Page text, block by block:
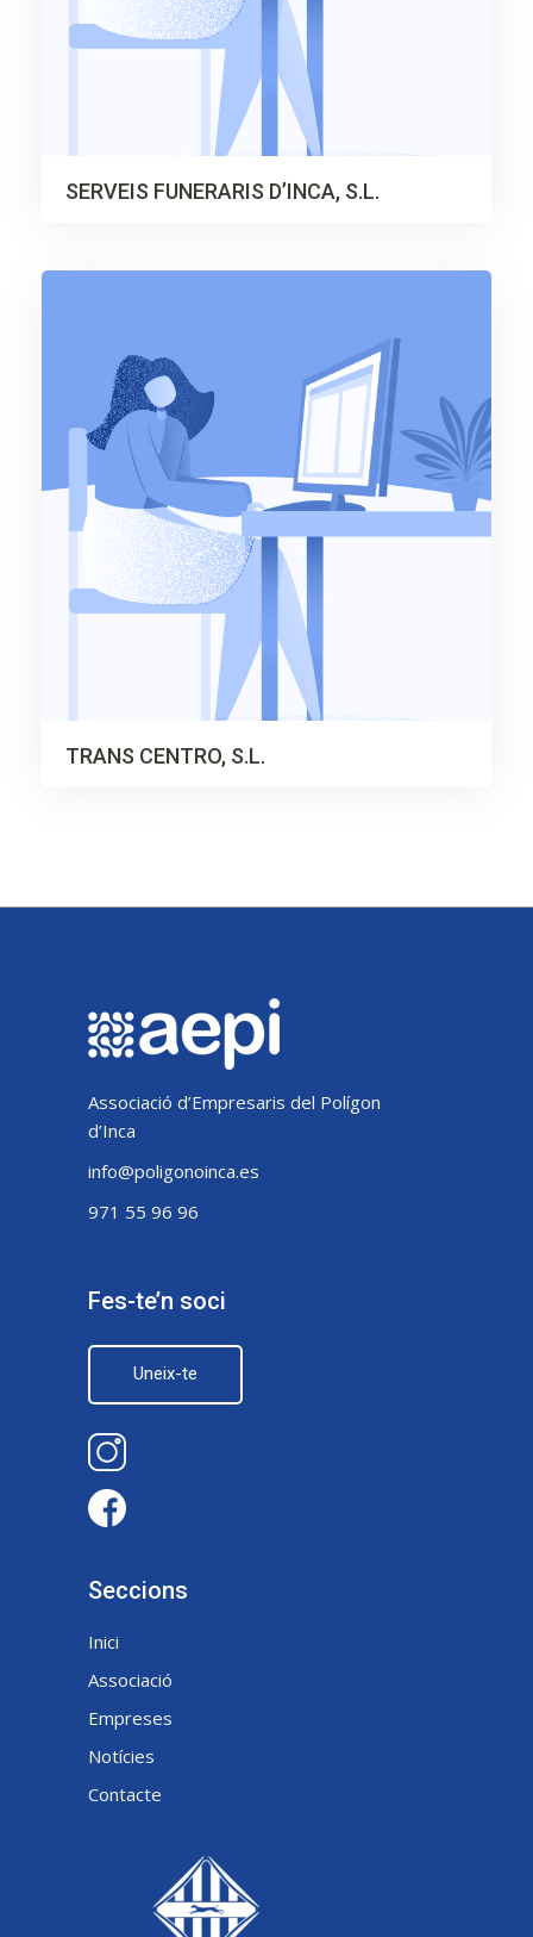
SERVEIS FUNERARIS D’INCA, S.L.
TRANS CENTRO, S.L.
Associació d’Empresaris del Polígon
d’Inca
info@poligonoinca.es
971 55 96 96
Fes-te’n soci
Uneix-te
Seccions
Inici
Associació
Empreses
Notícies
Contacte